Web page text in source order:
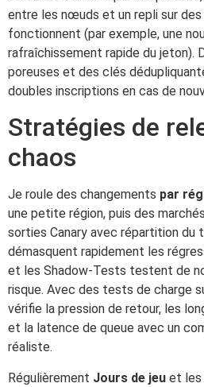
entre les nœuds et un repli sur
fonctionnent (par exemple, une
rafraîchissement rapide du jeton).
poreuses et des clés
doubles inscriptions en cas de
Stratégies de
chaos
Je roule des changements par
une petite région, puis des
sorties Canary avec répartition du
démasquent rapidement les
et les Shadow-Tests testent de
risque. Avec des tests de charge
vérifie la pression de retour, les
et la latence de queue avec un
réaliste.
Régulièrement Jours de jeu et les